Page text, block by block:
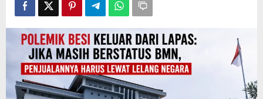
Harus
Lewat
Lelang
Negara